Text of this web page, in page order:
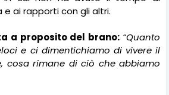
ai rapporti con gli altri.
a proposito del brano: “Quanto
e ci dimentichiamo di vivere il
cosa rimane di ciò che abbiamo